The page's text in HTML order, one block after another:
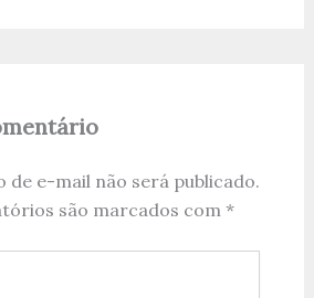
de e-mail não será publicado.
são marcados com *